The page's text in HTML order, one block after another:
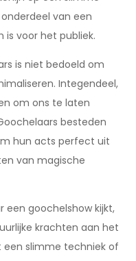
van een
voor het publiek.
is niet bedoeld om
Integendeel,
om ons te laten
besteden
hun acts perfect uit
van magische
een goochelshow kijkt,
krachten aan het
een slimme techniek of